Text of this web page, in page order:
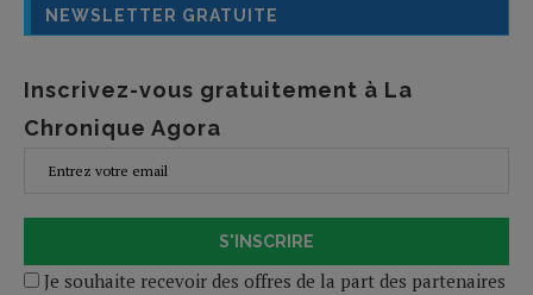
NEWSLETTER GRATUITE
Inscrivez-vous gratuitement à La
Chronique Agora
S'INSCRIRE
Je souhaite recevoir des offres de la part des partenaires